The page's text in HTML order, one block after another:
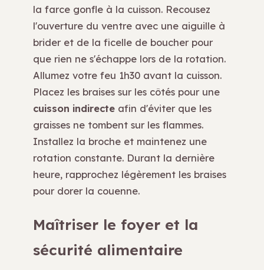
la farce gonfle à la cuisson. Recousez
l'ouverture du ventre avec une aiguille à
brider et de la ficelle de boucher pour
que rien ne s'échappe lors de la rotation.
Allumez votre feu 1h30 avant la cuisson.
Placez les braises sur les côtés pour une
cuisson indirecte afin d'éviter que les
graisses ne tombent sur les flammes.
Installez la broche et maintenez une
rotation constante. Durant la dernière
heure, rapprochez légèrement les braises
pour dorer la couenne.
Maîtriser le foyer et la
sécurité alimentaire